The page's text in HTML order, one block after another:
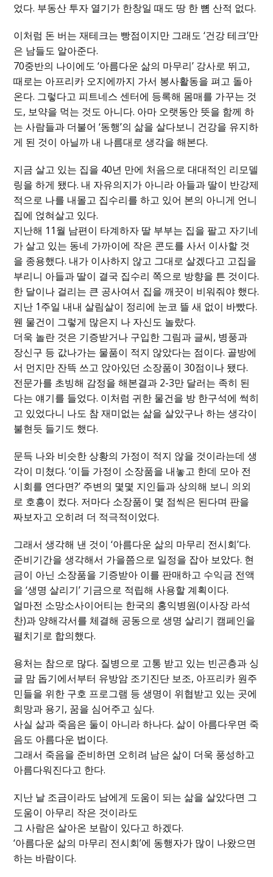
었다. 부동산 투자 열기가 한창일 때도 땅 한 뼘 산적 없다.
이처럼 돈 버는 재테크는 빵점이지만 그래도 ‘건강 테크’만
은 남들도 알아준다.
70중반의 나이에도 ‘아름다운 삶의 마무리’ 강사로 뛰고,
때로는 아프리카 오지에까지 가서 봉사활동을 펴고 돌아
온다. 그렇다고 피트네스 센터에 등록해 몸매를 가꾸는 것
도, 보약을 먹는 것도 아니다. 아마 오랫동안 뜻을 함께 하
는 사람들과 더불어 ‘동행’의 삶을 살다보니 건강을 유지하
게 된 것이 아닐까 내 나름대로 생각을 해본다.
지금 살고 있는 집을 40년 만에 처음으로 대대적인 리모델
링을 하게 됐다. 내 자유의지가 아니라 아들과 딸이 반강제
적으로 나를 내몰고 집수리를 하고 있어 본의 아니게 언니
집에 얹혀살고 있다.
지난해 11월 남편이 타계하자 딸 부부는 집을 팔고 자기네
가 살고 있는 동네 가까이에 작은 콘도를 사서 이사할 것
을 종용했다. 내가 이사하지 않고 그대로 살겠다고 고집을
부리니 아들과 딸이 결국 집수리 쪽으로 방향을 튼 것이다.
한 달이나 걸리는 큰 공사여서 집을 깨끗이 비워줘야 했다.
지난 1주일 내내 살림살이 정리에 눈코 뜰 새 없이 바빴다.
웬 물건이 그렇게 많은지 나 자신도 놀랐다.
더욱 놀란 것은 기증받거나 구입한 그림과 글씨, 병풍과
장신구 등 값나가는 물품이 적지 않았다는 점이다. 골방에
서 먼지만 잔뜩 쓰고 앉아있던 소장품이 30점이나 됐다.
전문가를 초빙해 감정을 해본결과 2-3만 달러는 족히 된
다는 얘기를 들었다. 이처럼 귀한 물건을 방 한구석에 썩히
고 있었다니 나도 참 재미없는 삶을 살았구나 하는 생각이
불현듯 들기도 했다.
문득 나와 비슷한 상황의 가정이 적지 않을 것이라는데 생
각이 미쳤다. ‘이들 가정이 소장품을 내놓고 한데 모아 전
시회를 연다면?’ 주변의 몇몇 지인들과 상의해 보니 의외
로 호흥이 컸다. 저마다 소장품이 몇 점씩은 된다며 판을
짜보자고 오히려 더 적극적이었다.
그래서 생각해 낸 것이 ‘아름다운 삶의 마무리 전시회’다.
준비기간을 생각해서 가을쯤으로 일정을 잡아 보았다. 현
금이 아닌 소장품을 기증받아 이를 판매하고 수익금 전액
을 ‘생명 살리기’ 기금으로 적립해 사용할 계획이다.
얼마전 소망소사이어티는 한국의 홍익병원(이사장 라석
찬)과 양해각서를 체결해 공동으로 생명 살리기 캠페인을
펼치기로 합의했다.
용처는 참으로 많다. 질병으로 고통 받고 있는 빈곤층과 싱
글 맘 돕기에서부터 유방암 조기진단 보조, 아프리카 원주
민들을 위한 구호 프로그램 등 생명이 위협받고 있는 곳에
희망과 용기, 꿈을 심어주고 싶다.
사실 삶과 죽음은 둘이 아니라 하나다. 삶이 아름다우면 죽
음도 아름다운 법이다.
그래서 죽음을 준비하면 오히려 남은 삶이 더욱 풍성하고
아름다워진다고 한다.
지난 날 조금이라도 남에게 도움이 되는 삶을 살았다면 그
도움이 아무리 작은 것이라도
그 사람은 살아온 보람이 있다고 하겠다.
‘아름다운 삶의 마무리 전시회’에 동행자가 많이 나왔으면
하는 바람이다.